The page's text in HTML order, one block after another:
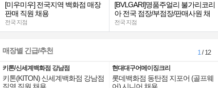
[미우미우] 전국지역 백화점 매장
판매 직원 채용
전국 지점
[BVLGARI]명품주얼리 불가리코리
아 전국 점장/부점장/판매사원 채
용
전국 지점
매장별 긴급/추천 1/ 12
키톤/신세계백화점 강남점
키톤(KITON) 신세계백화점 강남점
직영 직원 채용
현대대구어메이징크리
롯데백화점 동탄점 지포어 (골프웨
어) 시니어 채용